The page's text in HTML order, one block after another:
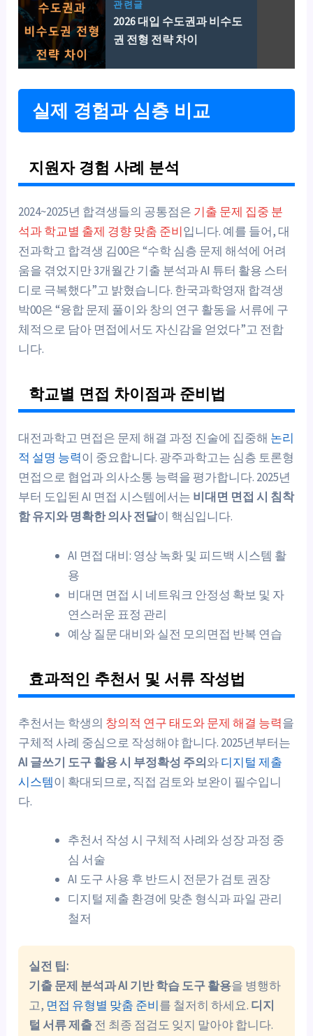
관련글
2026 대입 수도권과 비수도
권 전형 전략 차이
실제 경험과 심층 비교
지원자 경험 사례 분석
2024~2025년 합격생들의 공통점은 기출 문제 집중 분
석과 학교별 출제 경향 맞춤 준비입니다. 예를 들어, 대
전과학고 합격생 김00은 “수학 심층 문제 해석에 어려
움을 겪었지만 3개월간 기출 분석과 AI 튜터 활용 스터
디로 극복했다”고 밝혔습니다. 한국과학영재 합격생
박00은 “융합 문제 풀이와 창의 연구 활동을 서류에 구
체적으로 담아 면접에서도 자신감을 얻었다”고 전합
니다.
학교별 면접 차이점과 준비법
대전과학고 면접은 문제 해결 과정 진술에 집중해 논리
적 설명 능력이 중요합니다. 광주과학고는 심층 토론형
면접으로 협업과 의사소통 능력을 평가합니다. 2025년
부터 도입된 AI 면접 시스템에서는 비대면 면접 시 침착
함 유지와 명확한 의사 전달이 핵심입니다.
AI 면접 대비: 영상 녹화 및 피드백 시스템 활
용
비대면 면접 시 네트워크 안정성 확보 및 자
연스러운 표정 관리
예상 질문 대비와 실전 모의면접 반복 연습
효과적인 추천서 및 서류 작성법
추천서는 학생의 창의적 연구 태도와 문제 해결 능력을
구체적 사례 중심으로 작성해야 합니다. 2025년부터는
AI 글쓰기 도구 활용 시 부정확성 주의와디지털 제출
시스템이 확대되므로, 직접 검토와 보완이 필수입니
다.
추천서 작성 시 구체적 사례와 성장 과정 중
심 서술
AI 도구 사용 후 반드시 전문가 검토 권장
디지털 제출 환경에 맞춘 형식과 파일 관리
철저
실전 팁:
기출 문제 분석과 AI 기반 학습 도구 활용을 병행하
고, 면접 유형별 맞춤 준비를 철저히 하세요. 디지
털 서류 제출전 최종 점검도 잊지 말아야 합니다.